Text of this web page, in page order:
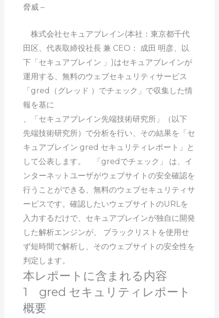
脅威 –
株式会社セキュアブレイン(本社：東京都千代
田区、代表取締役社長 兼 CEO： 成田 明彦、以
下「セキュアブレイン 」)はセキュアブレインが
運用する、無料のウェブセキュリティサービス
「gred（グレッド ）でチェック」で収集した情
報を基に
、「セキュアブレイン先端技術研究所」（以下
先端技術研究所）で分析を行い、その結果を「セ
キュアブレイン gred セキュリティレポート」と
して公表します。 「gredでチェック」 は、イ
ンターネットユーザがウェブサイトの安全確認を
行うことができる、無料のウェブセキュリティサ
ービスです。確認したいウェブサイトのURLを
入力するだけで、セキュアブレインが独自に開発
した解析エンジンが、 ブラックリストを使用せ
ず短時間で解析し、そのウェブサイトの安全性を
判定します。
本レポートに含まれる内容
1 gred セキュリティレポート
概要